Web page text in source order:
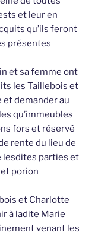
et leur en
qu’ils feront
présentes
et sa femme ont
les Taillebois et
demander au
qu’immeubles
fors et réservé
rente du lieu de
lesdites parties et
porion
et Charlotte
à ladite Marie
venant les